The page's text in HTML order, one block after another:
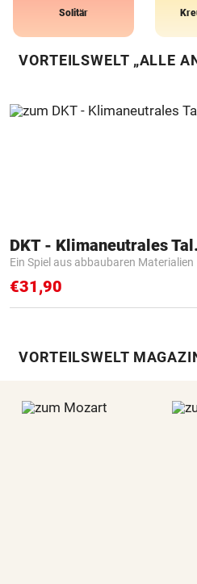
Solitär
VORTEILSWELT „ALLE
Ein Spiel aus abbaubaren Materialien
€31,90
VORTEILSWELT